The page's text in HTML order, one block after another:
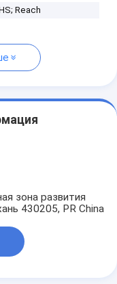
Reach
зона развития
430205, PR China